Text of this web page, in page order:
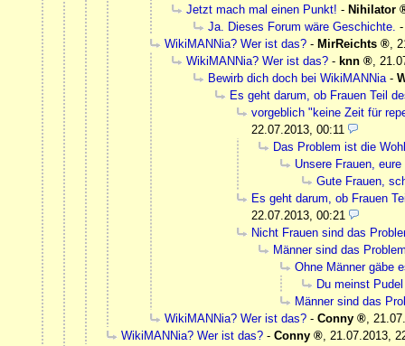
Jetzt mach mal einen Punkt! - Nihilator
Ja. Dieses Forum wäre Geschichte.
WikiMANNia? Wer ist das? - MirReichts
WikiMANNia? Wer ist das? - knn
Bewirb dich doch bei WikiMANNia -
Es geht darum, ob Frauen Teil
vorgeblich "keine Zeit für
22.07.2013, 00:11
Das Problem ist die
Unsere Frauen, eure
Gute Frauen,
Es geht darum, ob Frauen
22.07.2013, 00:21
Nicht Frauen sind das
Männer sind das
Ohne Männer gäbe
Du meinst Pudel
Männer sind das
WikiMANNia? Wer ist das? - Conny
WikiMANNia? Wer ist das? - Conny
21.07.2013,